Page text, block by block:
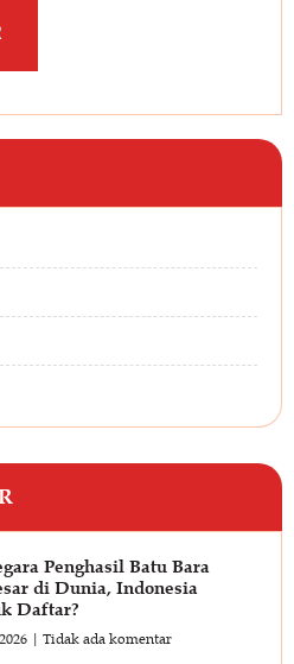
Penghasil Batu Bara
di Dunia, Indonesia
Daftar?
Tidak ada komentar